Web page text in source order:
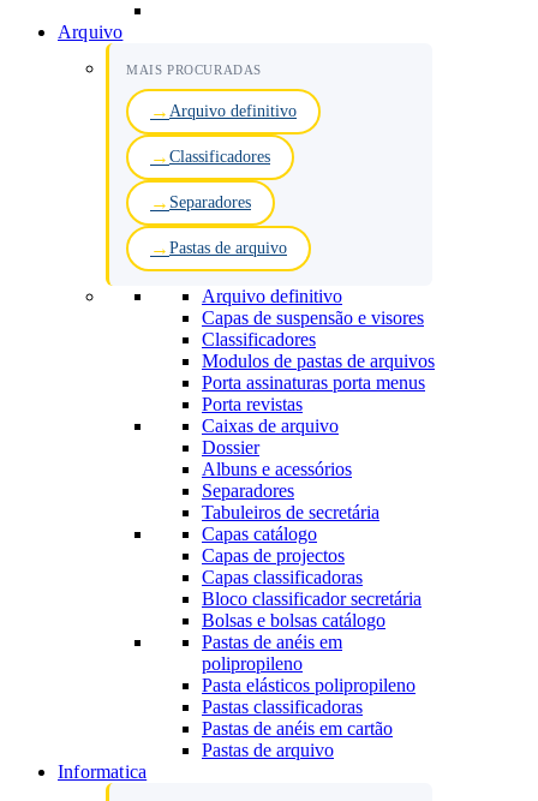
Arquivo
MAIS PROCURADAS
Arquivo definitivo
Classificadores
Separadores
Pastas de arquivo
Arquivo definitivo
Capas de suspensão e visores
Classificadores
Modulos de pastas de arquivos
Porta assinaturas porta menus
Porta revistas
Caixas de arquivo
Dossier
Albuns e acessórios
Separadores
Tabuleiros de secretária
Capas catálogo
Capas de projectos
Capas classificadoras
Bloco classificador secretária
Bolsas e bolsas catálogo
Pastas de anéis em
polipropileno
Pasta elásticos polipropileno
Pastas classificadoras
Pastas de anéis em cartão
Pastas de arquivo
Informatica